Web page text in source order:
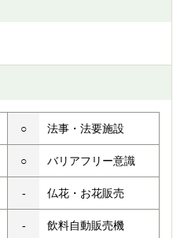
○ 法事・法要施設
○ バリアフリー意識
- 仏花・お花販売
- 飲料自動販売機